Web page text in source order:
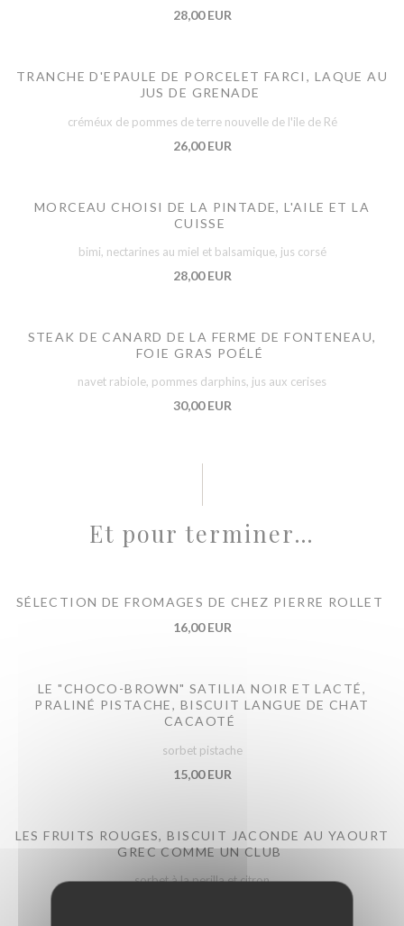
28,00 EUR
TRANCHE D'EPAULE DE PORCELET FARCI, LAQUE AU
JUS DE GRENADE
créméux de pommes de terre nouvelle de l'ile de Ré
26,00 EUR
MORCEAU CHOISI DE LA PINTADE, L'AILE ET LA
CUISSE
bimi, nectarines au miel et balsamique, jus corsé
28,00 EUR
STEAK DE CANARD DE LA FERME DE FONTENEAU,
FOIE GRAS POÉLÉ
navet rabiole, pommes darphins, jus aux cerises
30,00 EUR
Et pour terminer…
SÉLECTION DE FROMAGES DE CHEZ PIERRE ROLLET
16,00 EUR
LE "CHOCO-BROWN" SATILIA NOIR ET LACTÉ,
PRALINÉ PISTACHE, BISCUIT LANGUE DE CHAT
CACAOTÉ
sorbet pistache
15,00 EUR
LES FRUITS ROUGES, BISCUIT JACONDE AU YAOURT
GREC COMME UN CLUB
sorbet à la perilla et citron